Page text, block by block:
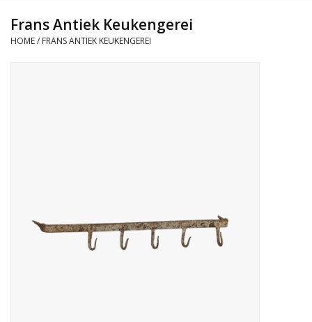
Toebehoren
Vloeren - Steen, Terra Cotta
Frans Antiek Keukengerei
HOME/ FRANS ANTIEK KEUKENGEREI